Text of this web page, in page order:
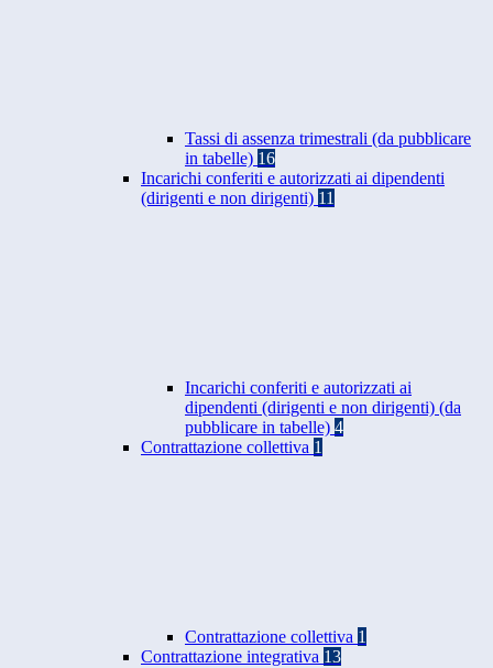
Tassi di assenza trimestrali (da pubblicare
in tabelle) 16
Incarichi conferiti e autorizzati ai dipendenti
(dirigenti e non dirigenti) 11
Incarichi conferiti e autorizzati ai
dipendenti (dirigenti e non dirigenti) (da
pubblicare in tabelle) 4
Contrattazione collettiva 1
Contrattazione collettiva 1
Contrattazione integrativa 13